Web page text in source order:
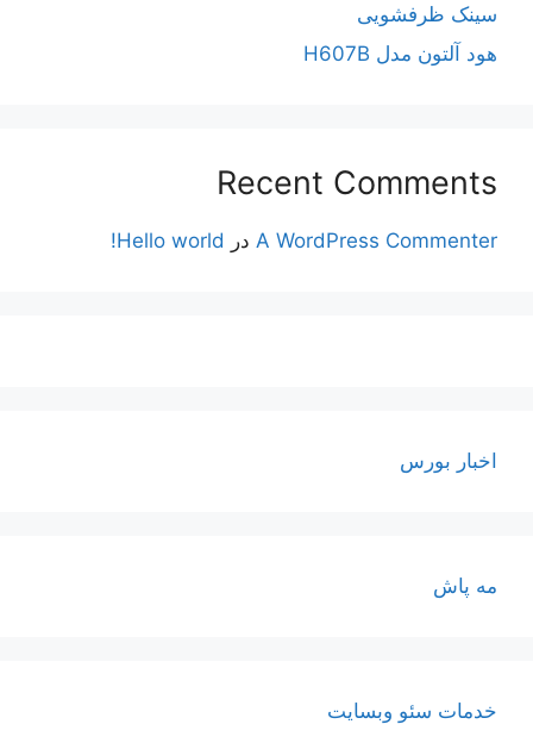
سینک ظرفشویی
هود آلتون مدل H607B
Recent Comments
A WordPress Commenter در Hello world!
اخبار بورس
مه پاش
خدمات سئو وبسایت